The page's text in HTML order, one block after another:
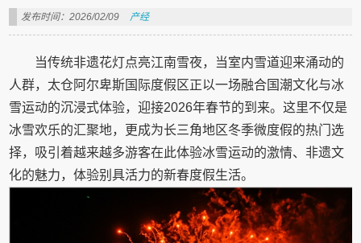
发布时间：2026/02/09 产经
当传统非遗花灯点亮江南雪夜，当室内雪道迎来涌动的
人群，太仓阿尔卑斯国际度假区正以一场融合国潮文化与冰
雪运动的沉浸式体验，迎接2026年春节的到来。这里不仅是
冰雪欢乐的汇聚地，更成为长三角地区冬季微度假的热门选
择，吸引着越来越多游客在此体验冰雪运动的激情、非遗文
化的魅力，体验别具活力的新春度假生活。